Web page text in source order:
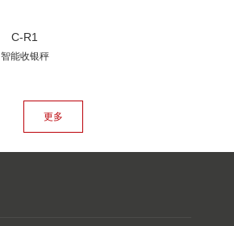
C-R1
智能收银秤
更多